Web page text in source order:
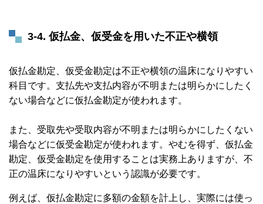
3-4. 仮払金、仮受金を用いた不正や横領
仮払金勘定、仮受金勘定は不正や横領の温床になりやすい
科目です。支払先や支払内容が不明または明らかにしたく
ない場合などに仮払金勘定が使われます。
また、受取先や受取内容が不明または明らかにしたくない
場合などに仮受金勘定が使われます。やむを得ず、仮払金
勘定、仮受金勘定を使用することは実務上ありますが、不
正の温床になりやすいという認識が必要です。
例えば、仮払金勘定に多額の金額を計上し、実際には使っ